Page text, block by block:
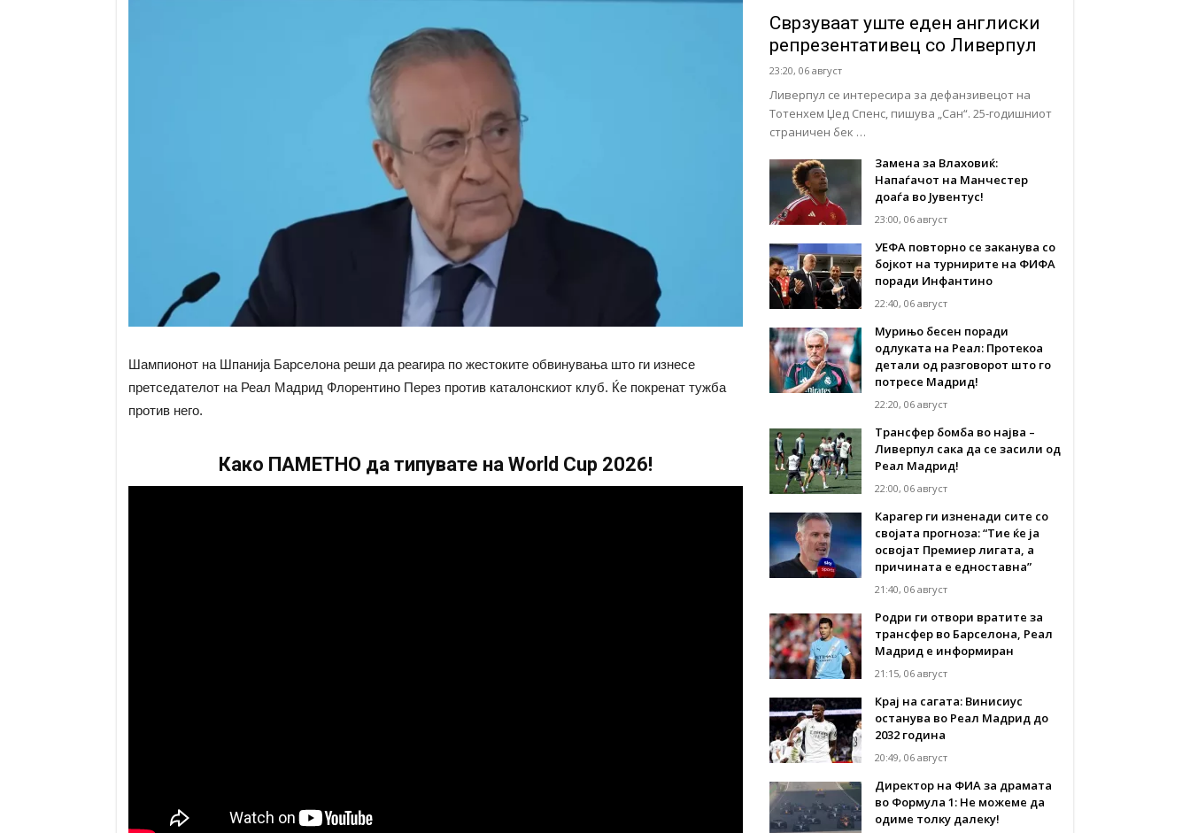
Шампионот на Шпанија Барселона реши да реагира по жестоките обвинувања што ги изнесе
претседателот на Реал Мадрид Флорентино Перез против каталонскиот клуб. Ќе покренат тужба
против него.
Како ПАМЕТНО да типувате на World Cup 2026!
Сврзуваат уште еден англиски
репрезентативец со Ливерпул
23:20, 06 август
Ливерпул се интересира за дефанзивецот на
Тотенхем Џед Спенс, пишува „Сан“. 25-годишниот
страничен бек …
Замена за Влаховиќ:
Напаѓачот на Манчестер
доаѓа во Јувентус!
23:00, 06 август
УЕФА повторно се заканува со
бојкот на турнирите на ФИФА
поради Инфантино
22:40, 06 август
Мурињо бесен поради
одлуката на Реал: Протекоа
детали од разговорот што го
потресе Мадрид!
22:20, 06 август
Трансфер бомба во најва –
Ливерпул сака да се засили од
Реал Мадрид!
22:00, 06 август
Карагер ги изненади сите со
својата прогноза: “Тие ќе ја
освојат Премиер лигата, а
причината е едноставна”
21:40, 06 август
Родри ги отвори вратите за
трансфер во Барселона, Реал
Мадрид е информиран
21:15, 06 август
Крај на сагата: Винисиус
останува во Реал Мадрид до
2032 година
20:49, 06 август
Директор на ФИА за драмата
во Формула 1: Не можеме да
одиме толку далеку!